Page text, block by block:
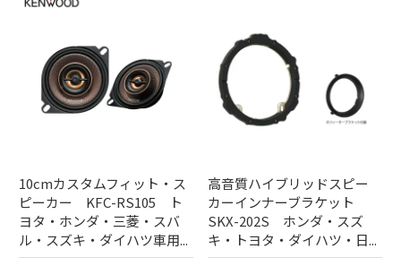
10cmカスタムフィット・ス
ピーカー KFC-RS105 ト
ヨタ・ホンダ・三菱・スバ
ル・スズキ・ダイハツ車用...
高音質ハイブリッドスピー
カーインナーブラケット
SKX-202S ホンダ・スズ
キ・トヨタ・ダイハツ・日...